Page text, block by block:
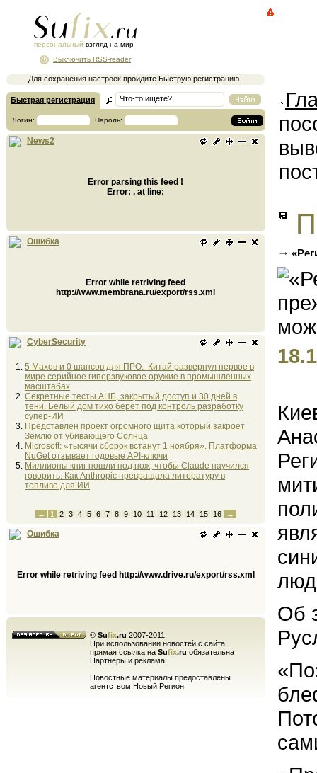
персональный взгляд на мир
Для сохранения настроек пройдите Быструю регистрацию
Выключить RSS-reader
Быстрая регистрация
Логин: Пароль:
News2
Error parsing this feed !
Error: , at line:
Ошибка
Error while retriving feed
http://www.membrana.ru/export/rss.xml
CyberSecurity
5 Махов и 0 шансов для ПРО: Китай развернул первое в
мире серийное гиперзвуковое оружие в промышленных
масштабах
Секретные тесты АНБ, закрытый доступ и 30 дней в
тени. Белый дом тихо берет под контроль разработку
супер-ИИ
Представлен проект огромного щита который закроет
Землю от убивающего Солнца
Microsoft: «тысячи сборок встанут 1 ноября». Платформа
NuGet отзывает годовые API-ключи
Миллионы книг пошли под нож, чтобы Claude научился
говорить. Как Anthropic превращала литературу в
топливо для ИИ
← 1 2 3 4 5 6 7 8 9 10 11 12 13 14 15 16 →
Ошибка
Error while retriving feed http://www.drive.ru/export/rss.xml
© Sufix.ru 2007-2011
При использовании новостей с сайта,
прямая ссылка на Sufix.ru обязательна
Партнеры и реклама:
Новостные материалы предоставлены
агентством Новый Регион
Об